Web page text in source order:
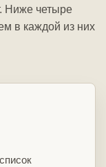
Ниже четыре
в каждой из них